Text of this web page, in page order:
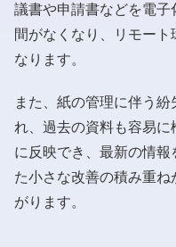
議書や申請書などを電
間がなくなり、リモー
なります。
また、紙の管理に伴う
れ、過去の資料も容易
に反映でき、最新の情
た小さな改善の積み重
がります。